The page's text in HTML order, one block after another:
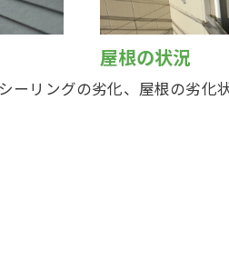
屋根の状況
リングの劣化、屋根の劣化